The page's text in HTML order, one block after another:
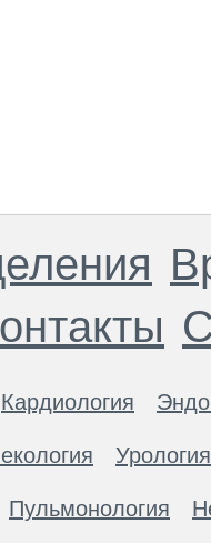
Кардиология
Урология
Пульмонология